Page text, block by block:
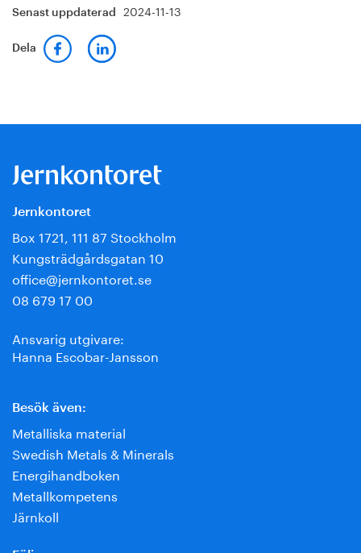
Senast uppdaterad 2024-11-13
Dela
Jernkontoret
Box 1721, 111 87 Stockholm
Kungsträdgårdsgatan 10
office@jernkontoret.se
08 679 17 00
Ansvarig utgivare:
Hanna Escobar-Jansson
Besök även:
Metalliska material
Swedish Metals & Minerals
Energihandboken
Metallkompetens
Järnkoll